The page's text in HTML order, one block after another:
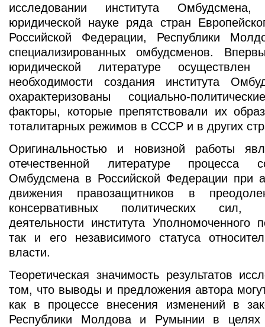
исследовании института
юридической науке ряда стран
Российской Федерации, Республики
специализированных омбудсменов.
юридической литературе осуществлен
необходимости создания института
охарактеризованы социально-
факторы, которые препятствовали их
тоталитарных режимов в СССР и в других
Оригинальностью и новизной работы
отечественной литературе процесса
Омбудсмена в Российской Федерации при
движения правозащитников в
консервативных политических сил,
деятельности института Уполномоченного
так и его независимого статуса
власти.
Теоретическая значимость результатов
том, что выводы и предложения автора
как в процессе внесения изменений в
Республики Молдова и Румынии в целях